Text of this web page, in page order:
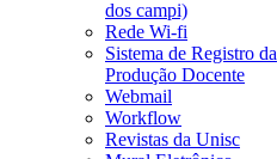
dos campi)
Rede Wi-fi
Sistema de Registro da
Produção Docente
Webmail
Workflow
Revistas da Unisc